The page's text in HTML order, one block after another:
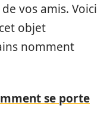
vos amis. Voici
objet
nomment
se porte